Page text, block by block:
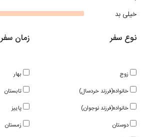
خیلی بد
زمان سفر
بهار
تابستان
پاییز
زمستان
نوع سفر
زوج
خانواده(فرزند خردسال)
خانواده(فرزند نوجوان)
دوستان